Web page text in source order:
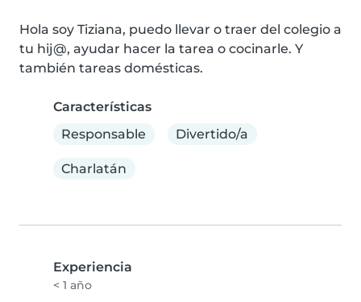
Hola soy Tiziana, puedo llevar o traer del colegio a
tu hij@, ayudar hacer la tarea o cocinarle. Y
también tareas domésticas.
Características
Responsable
Divertido/a
Charlatán
Experiencia
< 1 año